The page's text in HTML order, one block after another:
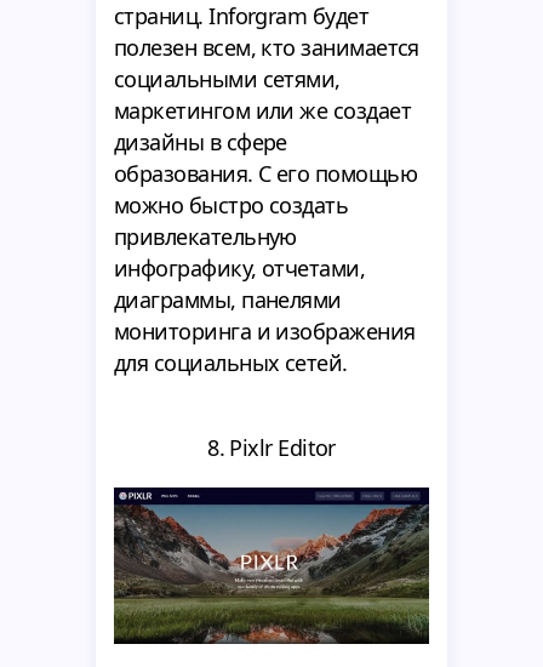
страниц. Inforgram будет
полезен всем, кто занимается
социальными сетями,
маркетингом или же создает
дизайны в сфере
образования. С его помощью
можно быстро создать
привлекательную
инфографику, отчетами,
диаграммы, панелями
мониторинга и изображения
для социальных сетей.
8. Pixlr Editor